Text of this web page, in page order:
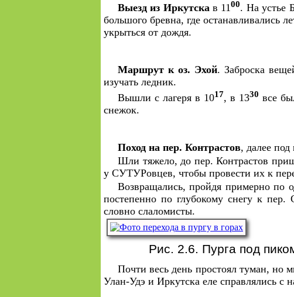
Выезд из Иркутскав 1100. На устье
большого бревна, где останавливались
укрыться от дождя.
Маршрут к оз. Эхой. Заброска
изучать ледник.
Вышли с лагеря в 1017, в 1330 все
снежок.
Поход на пер. Контрастов, далее
Шли тяжело, до пер. Контрастов
у СУТУРовцев, чтобы провести их к
Возвращались, пройдя примерно по
постепенно по глубокому снегу к
словно слаломисты.
Рис. 2.6. Пурга под
Почти весь день простоял туман, но
Улан-Удэ и Иркутска еле справлялись с